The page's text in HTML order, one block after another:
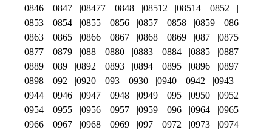
0846
0847 08477 0848 08512 08514
0852
0853
0854 0855 0856 0857 0858 0859
086
0863
0865 0866 0867 0868 0869 087
0875
0877
0879 088 0880 0883 0884 0885
0887
0889
089 0892 0893 0894 0895 0896
0897
0898
092 0920 093 0930 0940 0942
0943
0944
0946 0947 0948 0949 095 0950
0952
0954
0955 0956 0957 0959 096 0964
0965
0966
0967 0968 0969 097 0972 0973
0974